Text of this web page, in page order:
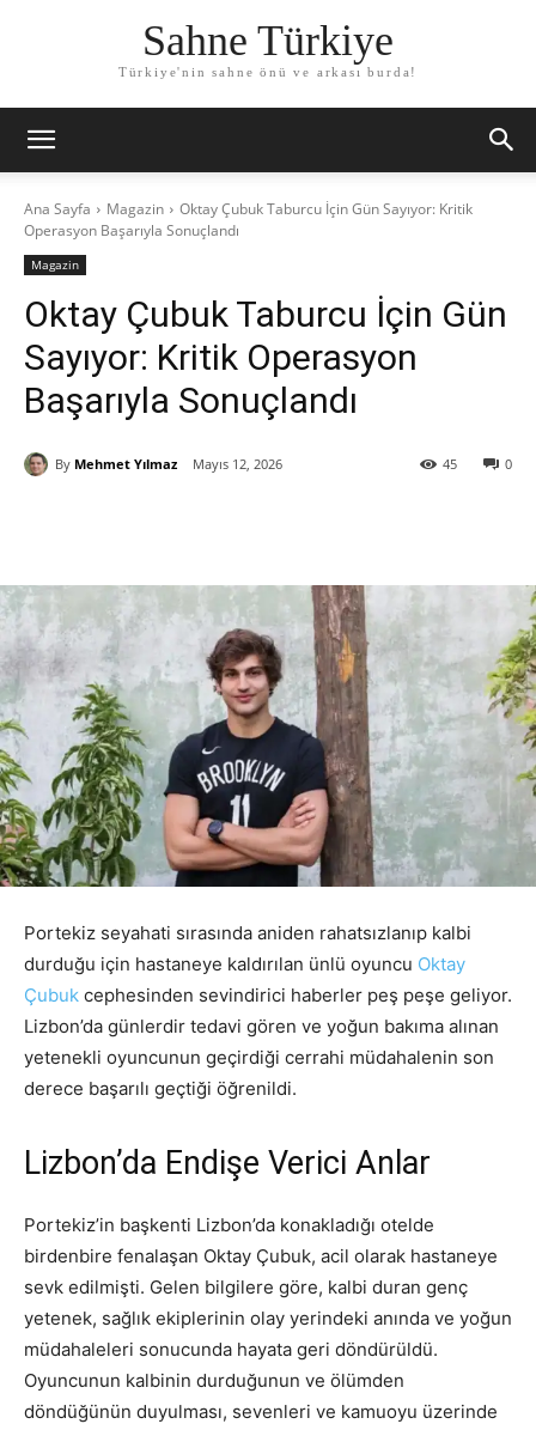
Sahne Türkiye
Türkiye'nin sahne önü ve arkası burda!
Ana Sayfa Magazin
Oktay Çubuk Taburcu İçin Gün Sayıyor: Kritik
Operasyon Başarıyla Sonuçlandı
Magazin
Oktay Çubuk Taburcu İçin Gün
Sayıyor: Kritik Operasyon
Başarıyla Sonuçlandı
By Mehmet Yılmaz Mayıs 12, 2026 0
45
Portekiz seyahati sırasında aniden rahatsızlanıp kalbi
durduğu için hastaneye kaldırılan ünlü oyuncu Oktay
Çubuk cephesinden sevindirici haberler peş peşe geliyor.
Lizbon’da günlerdir tedavi gören ve yoğun bakıma alınan
yetenekli oyuncunun geçirdiği cerrahi müdahalenin son
derece başarılı geçtiği öğrenildi.
Lizbon’da Endişe Verici Anlar
Portekiz’in başkenti Lizbon’da konakladığı otelde
birdenbire fenalaşan Oktay Çubuk, acil olarak hastaneye
sevk edilmişti. Gelen bilgilere göre, kalbi duran genç
yetenek, sağlık ekiplerinin olay yerindeki anında ve yoğun
müdahaleleri sonucunda hayata geri döndürüldü.
Oyuncunun kalbinin durduğunun ve ölümden
döndüğünün duyulması, sevenleri ve kamuoyu üzerinde